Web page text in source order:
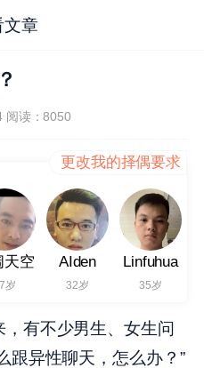
文章
阅读：8050
更改我的择偶要求
天空
岁
AIden
32岁
Linfuhua
35岁
有不少男生、女生问
跟异性聊天，怎么办？”